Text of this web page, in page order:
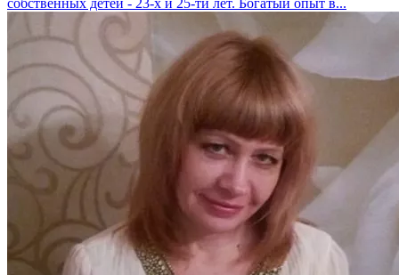
собственных детей - 23-х и 25-ти лет. Богатый опыт в...